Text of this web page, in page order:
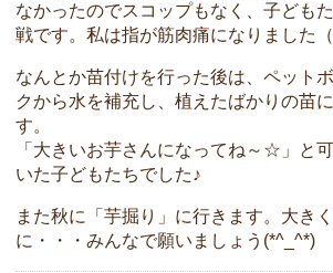
なかったのでスコップもなく、子ども
戦です。私は指が筋肉痛になりました（
なんとか苗付けを行った後は、ペット
クから水を補充し、植えたばかりの苗
す。
「大きいお芋さんになってね～☆」と
いた子どもたちでした♪
また秋に「芋掘り」に行きます。大き
に・・・みんなで願いましょう(*^_^*)